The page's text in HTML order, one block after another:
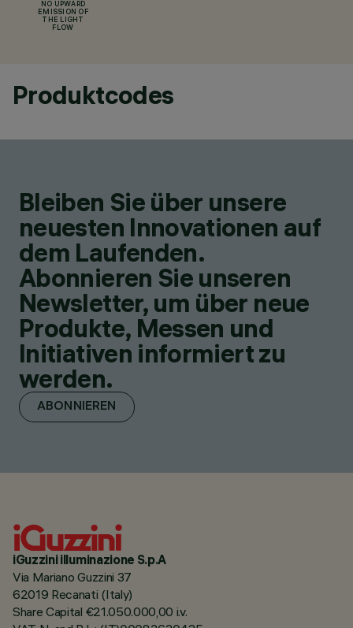
NO UPWARD
EMISSION OF
THE LIGHT
FLOW
Produktcodes
Bleiben Sie über unsere
neuesten Innovationen auf
dem Laufenden.
Abonnieren Sie unseren
Newsletter, um über neue
Produkte, Messen und
Initiativen informiert zu
werden.
ABONNIEREN
iGuzzini illuminazione S.p.A
Via Mariano Guzzini 37
62019 Recanati (Italy)
Share Capital €21.050.000,00 i.v.